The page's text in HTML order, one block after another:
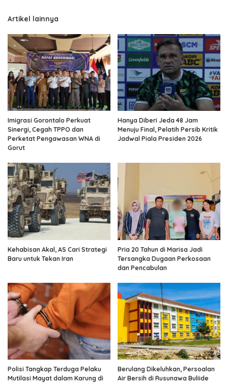
Artikel lainnya
Imigrasi Gorontalo Perkuat
Sinergi, Cegah TPPO dan
Perketat Pengawasan WNA di
Gorut
Hanya Diberi Jeda 48 Jam
Menuju Final, Pelatih Persib Kritik
Jadwal Piala Presiden 2026
Kehabisan Akal, AS Cari Strategi
Baru untuk Tekan Iran
Pria 20 Tahun di Marisa Jadi
Tersangka Dugaan Perkosaan
dan Pencabulan
Polisi Tangkap Terduga Pelaku
Mutilasi Mayat dalam Karung di
Berulang Dikeluhkan, Persoalan
Air Bersih di Rusunawa Buliide